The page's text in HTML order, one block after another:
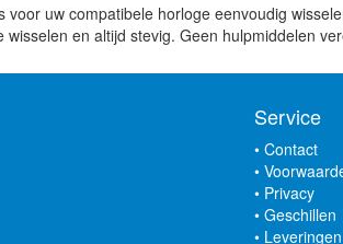
voor uw compatibele horloge eenvoudig
en altijd stevig. Geen hulpmiddelen
Service
• Contact
•
• Privacy
• Geschillen
• Leveringen